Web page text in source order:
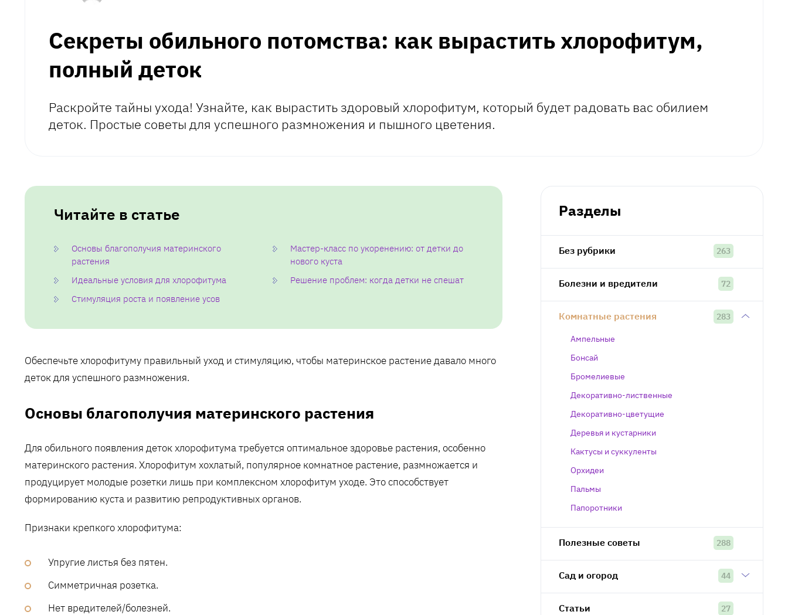
Секреты обильного потомства: как вырастить хлорофитум,
полный деток
Раскройте тайны ухода! Узнайте, как вырастить здоровый хлорофитум, который будет радовать вас обилием
деток. Простые советы для успешного размножения и пышного цветения.
Читайте в статье
Основы благополучия материнского
растения
Идеальные условия для хлорофитума
Стимуляция роста и появление усов
Мастер-класс по укоренению: от детки до
нового куста
Решение проблем: когда детки не спешат
Обеспечьте хлорофитуму правильный уход и стимуляцию, чтобы материнское растение давало много
деток для успешного размножения.
Основы благополучия материнского растения
Для обильного появления деток хлорофитума требуется оптимальное здоровье растения, особенно
материнского растения. Хлорофитум хохлатый, популярное комнатное растение, размножается и
продуцирует молодые розетки лишь при комплексном хлорофитум уходе. Это способствует
формированию куста и развитию репродуктивных органов.
Признаки крепкого хлорофитума:
Упругие листья без пятен.
Симметричная розетка.
Нет вредителей/болезней.
Разделы
Без рубрики 263
Болезни и вредители 72
Комнатные растения 283
Ампельные
Бонсай
Бромелиевые
Декоративно-лиственные
Декоративно-цветущие
Деревья и кустарники
Кактусы и суккуленты
Орхидеи
Пальмы
Папоротники
Полезные советы 288
Сад и огород 44
Статьи 27